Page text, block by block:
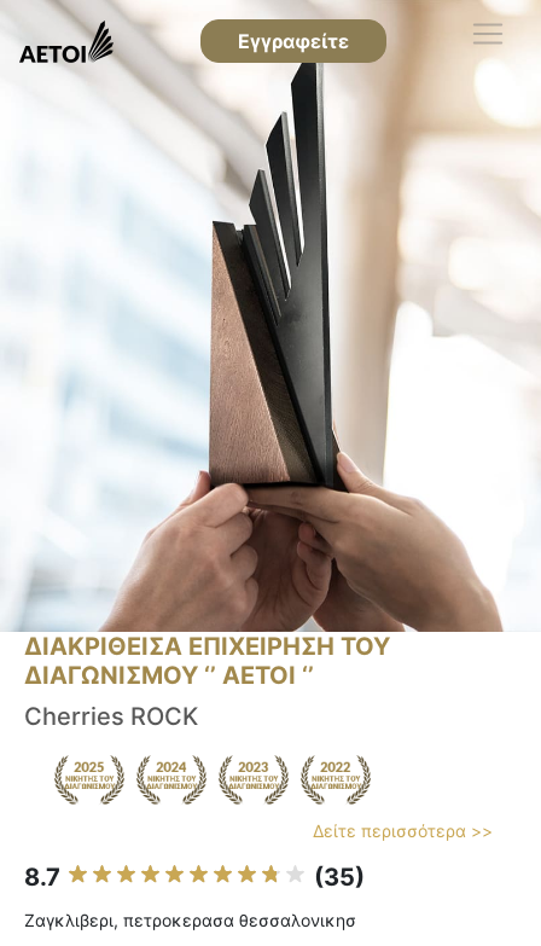
Εγγραφείτε
ΔΙΑΚΡΙΘΕΙΣΑ ΕΠΙΧΕΙΡΗΣΗ ΤΟΥ
ΔΙΑΓΩΝΙΣΜΟΥ ‘’ ΑΕΤΟΙ ‘’
Cherries ROCK
Δείτε περισσότερα >>
8.7 (35)
Ζαγκλιβερι, πετροκερασα θεσσαλονικησ